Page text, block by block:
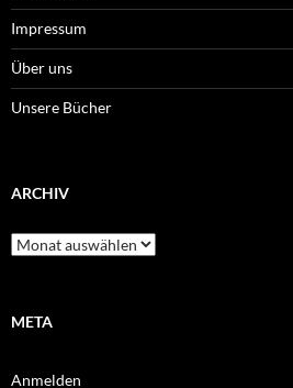
Impressum
Über uns
Unsere Bücher
ARCHIV
Archiv
META
Anmelden